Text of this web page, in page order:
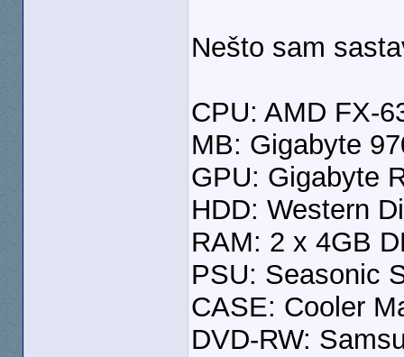
Nešto sam
CPU: AMD FX-
MB: Gigabyte
GPU: Gigabyte
HDD: Western
RAM: 2 x 4GB
PSU: Seasonic
CASE: Cooler
DVD-RW: